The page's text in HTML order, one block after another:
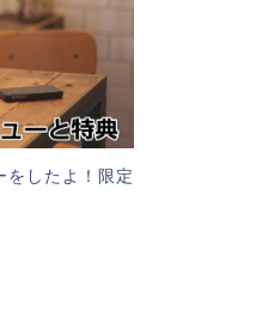
したよ！限定